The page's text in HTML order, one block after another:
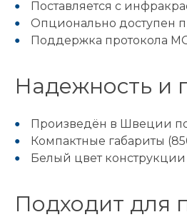
Поставляется с
Опционально доступен
Поддержка протокола
Надежность и
Произведён в Швеции
Компактные габариты
Белый цвет
Подходит для